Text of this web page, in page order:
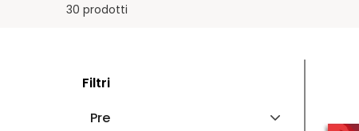
30 prodotti
Filtri
Pre